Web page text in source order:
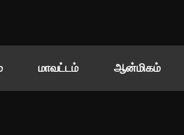
மாவட்டம் ஆன்மிகம்